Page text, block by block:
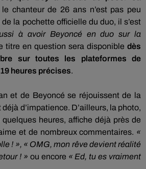
chanteur de 26 ans n’est pas peu
la pochette officielle du duo, il s’est
à avoir Beyoncéen duo sur la
titre en question sera disponible dès
sur toutes les plateformes de
heures précises.
et de Beyoncé se réjouissent de la
d’impatience. D’ailleurs, la photo,
heures, affiche déjà près de
et de nombreux commentaires. «
! », « OMG, mon rêve devient réalité
! » ou encore « Ed, tu es vraiment